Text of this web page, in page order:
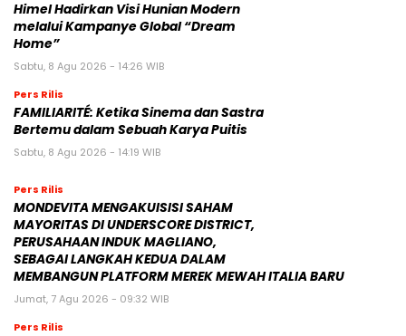
Himel Hadirkan Visi Hunian Modern
melalui Kampanye Global “Dream
Home”
Sabtu, 8 Agu 2026 - 14:26 WIB
Pers Rilis
FAMILIARITÉ: Ketika Sinema dan Sastra
Bertemu dalam Sebuah Karya Puitis
Sabtu, 8 Agu 2026 - 14:19 WIB
Pers Rilis
MONDEVITA MENGAKUISISI SAHAM
MAYORITAS DI UNDERSCORE DISTRICT,
PERUSAHAAN INDUK MAGLIANO,
SEBAGAI LANGKAH KEDUA DALAM
MEMBANGUN PLATFORM MEREK MEWAH ITALIA BARU
Jumat, 7 Agu 2026 - 09:32 WIB
Pers Rilis